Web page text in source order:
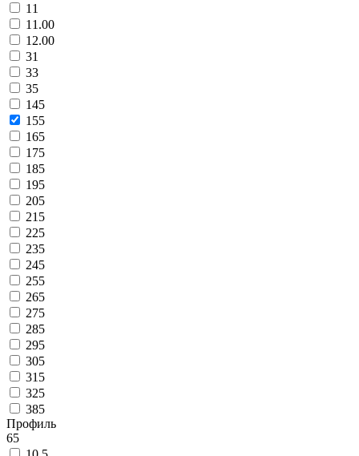
11
11.00
12.00
31
33
35
145
155
165
175
185
195
205
215
225
235
245
255
265
275
285
295
305
315
325
385
Профиль
65